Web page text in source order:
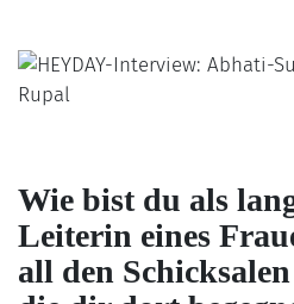
Wie bist du als
Leiterin eines
all den